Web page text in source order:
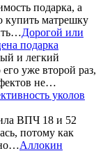
подарка, а
матрешку
Дорогой или
подарка
и легкий
уже второй раз,
не…
уколов
ВПЧ 18 и 52
потому как
Аллокин